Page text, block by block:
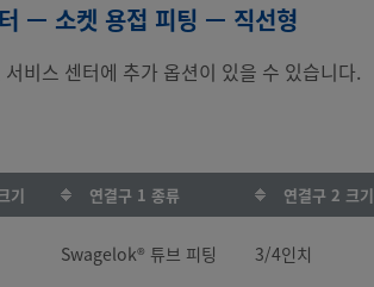
— 소켓 용접 피팅 — 직선형
비스 센터에 추가 옵션이 있을 수 있습니다.
기 연결구 1 종류 연결구 2 크기
Swagelok® 튜브 피팅 3/4인치